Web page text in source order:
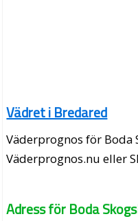
Vädret i Bredared
Väderprognos för
Väderprognos.nu eller
Adress för Boda